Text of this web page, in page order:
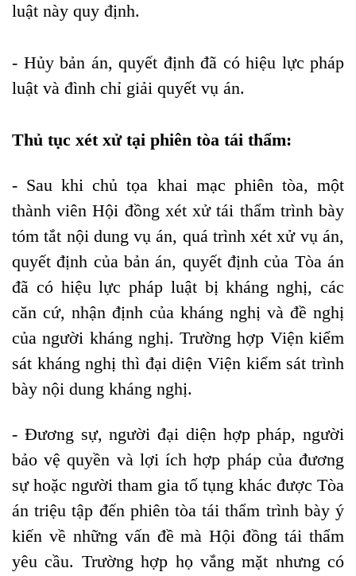
luật này quy định.
- Hủy bản án, quyết định đã có hiệu lực pháp
luật và đình chỉ giải quyết vụ án.
Thủ tục xét xử tại phiên tòa tái thẩm:
- Sau khi chủ tọa khai mạc phiên tòa, một
thành viên Hội đồng xét xử tái thẩm trình bày
tóm tắt nội dung vụ án, quá trình xét xử vụ án,
quyết định của bản án, quyết định của Tòa án
đã có hiệu lực pháp luật bị kháng nghị, các
căn cứ, nhận định của kháng nghị và đề nghị
của người kháng nghị. Trường hợp Viện kiểm
sát kháng nghị thì đại diện Viện kiểm sát trình
bày nội dung kháng nghị.
- Đương sự, người đại diện hợp pháp, người
bảo vệ quyền và lợi ích hợp pháp của đương
sự hoặc người tham gia tố tụng khác được Tòa
án triệu tập đến phiên tòa tái thẩm trình bày ý
kiến về những vấn đề mà Hội đồng tái thẩm
yêu cầu. Trường hợp họ vắng mặt nhưng có